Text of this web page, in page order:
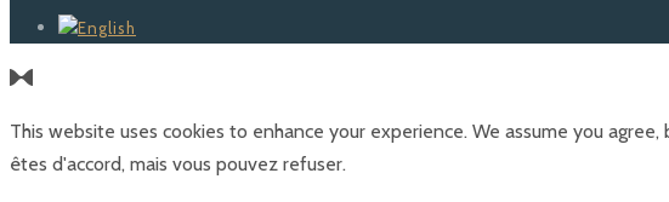
This website uses cookies to enhance your experience. We assume you
êtes d'accord, mais vous pouvez refuser.